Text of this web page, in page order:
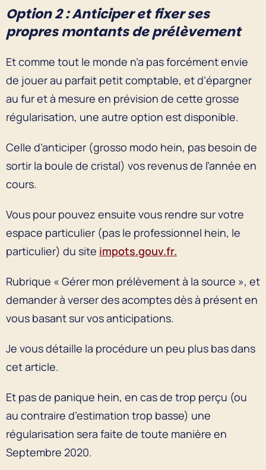
Option 2 : Anticiper et fixer ses
propres montants de prélèvement
Et comme tout le monde n’a pas forcément envie
de jouer au parfait petit comptable, et d’épargner
au fur et à mesure en prévision de cette grosse
régularisation, une autre option est disponible.
Celle d’anticiper (grosso modo hein, pas besoin de
sortir la boule de cristal) vos revenus de l’année en
cours.
Vous pour pouvez ensuite vous rendre sur votre
espace particulier (pas le professionnel hein, le
particulier) du site impots.gouv.fr.
Rubrique « Gérer mon prélèvement à la source », et
demander à verser des acomptes dès à présent en
vous basant sur vos anticipations.
Je vous détaille la procédure un peu plus bas dans
cet article.
Et pas de panique hein, en cas de trop perçu (ou
au contraire d’estimation trop basse) une
régularisation sera faite de toute manière en
Septembre 2020.